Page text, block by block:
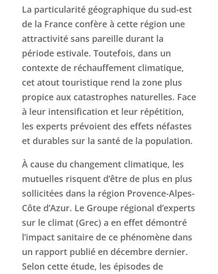
La particularité géographique du sud-est
de la France confère à cette région une
attractivité sans pareille durant la
période estivale. Toutefois, dans un
contexte de réchauffement climatique,
cet atout touristique rend la zone plus
propice aux catastrophes naturelles. Face
à leur intensification et leur répétition,
les experts prévoient des effets néfastes
et durables sur la santé de la population.
À cause du changement climatique, les
mutuelles risquent d’être de plus en plus
sollicitées dans la région Provence-Alpes-
Côte d’Azur. Le Groupe régional d’experts
sur le climat (Grec) a en effet démontré
l’impact sanitaire de ce phénomène dans
un rapport publié en décembre dernier.
Selon cette étude, les épisodes de